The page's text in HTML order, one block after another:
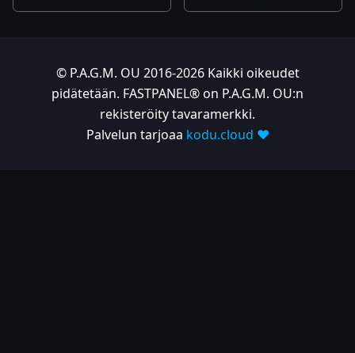
© P.A.G.M. OU 2016-2026 Kaikki oikeudet
pidätetään. FASTPANEL® on P.A.G.M. OU:n
rekisteröity tavaramerkki.
Palvelun tarjoaa kodu.cloud ❤️